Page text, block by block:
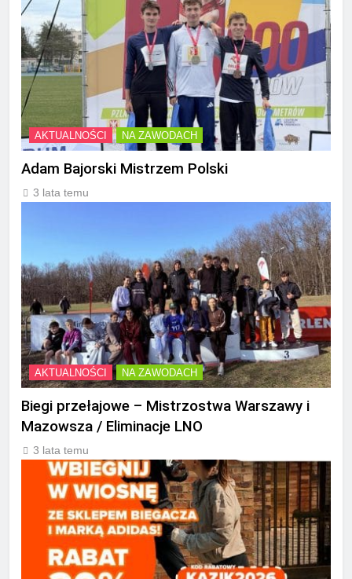
AKTUALNOŚCI NA ZAWODACH
Adam Bajorski Mistrzem Polski
3 lata temu
AKTUALNOŚCI NA ZAWODACH
Biegi przełajowe – Mistrzostwa Warszawy i
Mazowsza / Eliminacje LNO
3 lata temu